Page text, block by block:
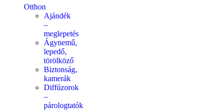
Otthon
Ajándék
–
meglepetés
Ágynemű,
lepedő,
törölköző
Biztonság,
kamerák
Diffúzorok
–
párologtatók